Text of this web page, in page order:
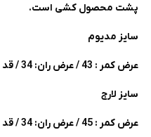
پشت محصول کشی است.
سایز مدیوم
عرض کمر : 43 / عرض ران: 34 / قد محصول : 103
سایز لارج
عرض کمر : 45 / عرض ران: 34 / قد محصول : 104